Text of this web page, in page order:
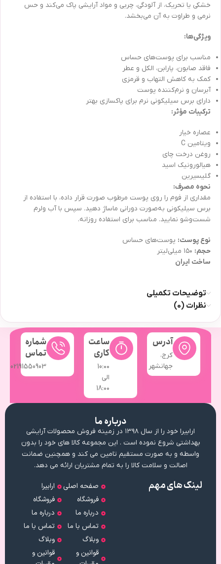
خشکی یا تحریک، از آلودگی، چربی و مواد آرایشی پاک می‌کند و حس
نرمی و طراوت به آن می‌بخشد.
ویژگی‌ها:
مناسب برای پوست‌های حساس
فاقد صابون، پارابن، الکل و عطر
کمک به کاهش التهاب و قرمزی
آبرسان و نرم‌کننده پوست
دارای برس سیلیکونی نرم برای پاکسازی بهتر
ترکیبات مؤثر:
عصاره خیار
ویتامین C
روغن درخت چای
هیالورونیک اسید
گلیسیرین
نحوه مصرف:
مقداری از فوم را روی پوست مرطوب صورت قرار داده، با استفاده از
برس سیلیکونی به‌صورت دورانی ماساژ دهید. سپس با آب ولرم
شست‌وشو نمایید. مناسب برای استفاده روزانه.
نوع پوست: پوست‌های حساس
حجم:
ساخت ایران
توضیحات تکمیلی
نظرات (0)
آدرس
کرج،
جهانشهر
ساعت
کاری
10:۰۰
الی
18:۰۰
شماره
تماس
02191550903
لینک های مهم
صفحه اصلی
فروشگاه
درباره ما
تماس با ما
وبلاگ
قوانین و
ارابیرا
فروشگاه
درباره ما
تماس با ما
وبلاگ
قوانین و
درباره ما
ارابیرا خود را از سال ۱۳۹۸ در زمینه فروش محصولات آرایشی
بهداشتی شروع نموده است . این مجموعه کالا های خود را بدون
واسطه و به صورت مستقیم تامین می کند و همچنین ضمانت
اصالت و سلامت کالا را به تمام مشتریان ارائه می دهد.